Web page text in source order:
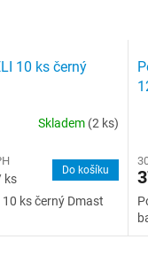
10 ks černý
Skladem (2 ks)
ks
Do košíku
ks černý Dmast